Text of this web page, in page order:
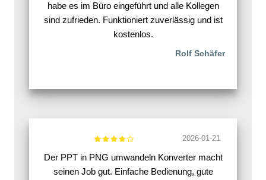
habe es im Büro eingeführt und alle Kollegen
sind zufrieden. Funktioniert zuverlässig und ist
kostenlos.
Rolf Schäfer
2026-01-21
Der PPT in PNG umwandeln Konverter macht
seinen Job gut. Einfache Bedienung, gute